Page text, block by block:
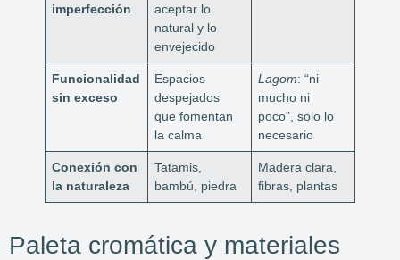
imperfección
aceptar lo
natural y lo
envejecido
Funcionalidad
sin exceso
Espacios
despejados
que fomentan
la calma
Lagom: “ni
mucho ni
poco”, solo lo
necesario
Conexión con
la naturaleza
Tatamis,
bambú, piedra
Madera clara,
fibras, plantas
Paleta cromática y materiales